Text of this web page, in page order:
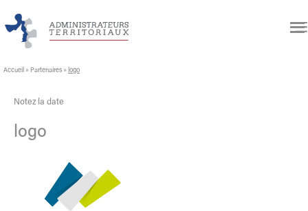
Accueil » Partenaires » logo
Notez la date
logo